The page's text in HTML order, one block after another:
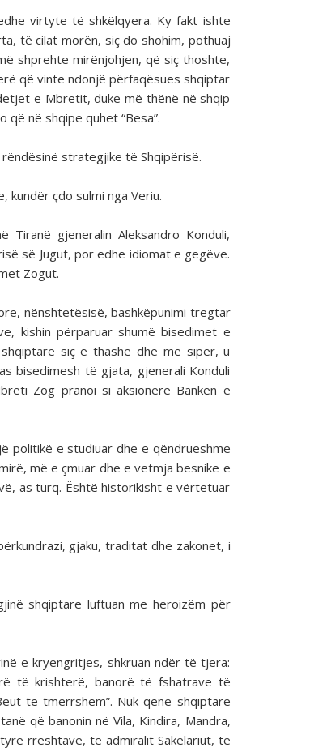
virtyte të shkëlqyera. Ky fakt ishte
të cilat morën, siç do shohim, pothuaj
shprehte mirënjohjen, që siç thoshte,
që vinte ndonjë përfaqësues shqiptar
e Mbretit, duke më thënë në shqip
që në shqipe quhet “Besa”.
strategjike të Shqipërisë.
kundër çdo sulmi nga Veriu.
gjeneralin Aleksandro Konduli,
së Jugut, por edhe idiomat e gegëve.
Zogut.
nënshtetësisë, bashkëpunimi tregtar
kishin përparuar shumë bisedimet e
siç e thashë dhe më sipër, u
bisedimesh të gjata, gjenerali Konduli
Zog pranoi si aksionere Bankën e
politikë e studiuar dhe e qëndrueshme
më e çmuar dhe e vetmja besnike e
as turq. Është historikisht e vërtetuar
gjaku, traditat dhe zakonet, i
shqiptare luftuan me heroizëm për
e kryengritjes, shkruan ndër të tjera:
të krishterë, banorë të fshatrave të
të tmerrshëm”. Nuk qenë shqiptarë
që banonin në Vila, Kindira, Mandra,
rreshtave, të admiralit Sakelariut, të